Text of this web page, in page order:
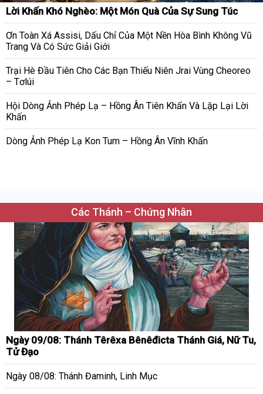
Lời Khấn Khó Nghèo: Một Món Quà Của Sự Sung Túc
Ơn Toàn Xá Assisi, Dấu Chỉ Của Một Nền Hòa Bình Không Vũ
Trang Và Có Sức Giải Giới
Trại Hè Đầu Tiên Cho Các Bạn Thiếu Niên Jrai Vùng Cheoreo
– Tơlúi
Hội Dòng Ảnh Phép Lạ – Hồng Ân Tiên Khấn Và Lặp Lại Lời
Khấn
Dòng Ảnh Phép Lạ Kon Tum – Hồng Ân Vĩnh Khấn
Các Thánh – Chứng Nhân
Ngày 09/08: Thánh Têrêxa Bênêđicta Thánh Giá, Nữ Tu,
Tử Đạo
Ngày 08/08: Thánh Đaminh, Linh Mục